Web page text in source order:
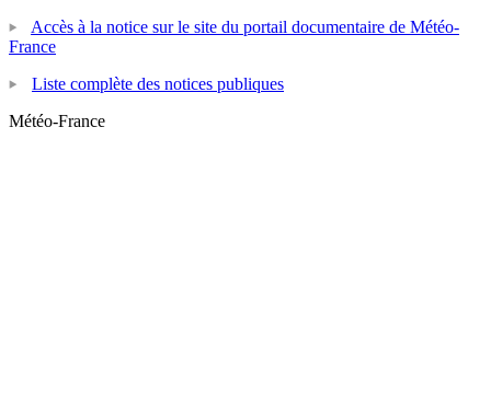
Accès à la notice sur le site du portail documentaire de Météo-
France
Liste complète des notices publiques
Météo-France